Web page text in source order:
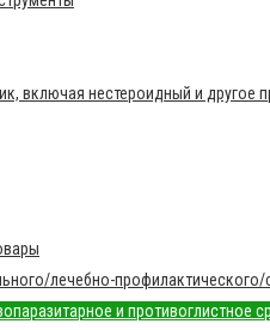
включая нестероидный и другое
лечебно-профилактического/
и противоглистное